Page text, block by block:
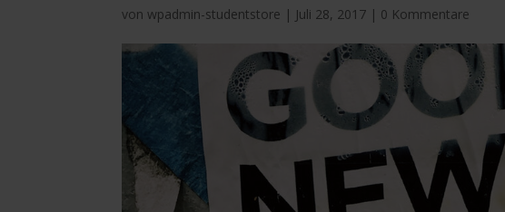
vonwpadmin-studentstore | Juli 28, 2017 | 0 Kommentare